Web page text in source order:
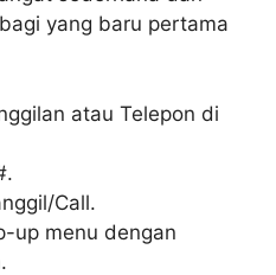
yang baru pertama
atau Telepon di
Call.
up menu dengan